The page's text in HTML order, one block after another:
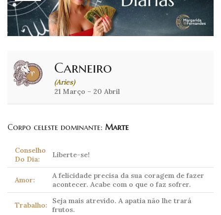
Carneiro
(Aries)
21 Março – 20 Abril
Corpo celeste dominante: Marte
Conselho
Do Dia:
Liberte-se!
Amor:
A felicidade precisa da sua coragem de fazer
acontecer. Acabe com o que o faz sofrer.
Trabalho:
Seja mais atrevido. A apatia não lhe trará
frutos.